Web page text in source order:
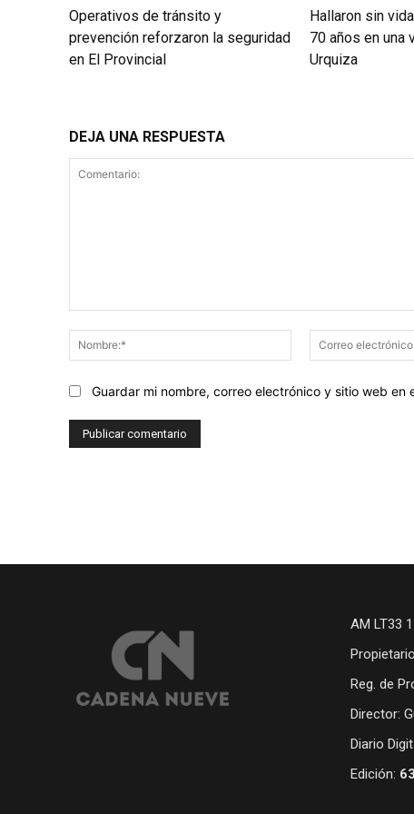
Operativos de tránsito y
prevención reforzaron la seguridad
en El Provincial
Hallaron sin
70 años en una
Urquiza
DEJA UNA RESPUESTA
Nombre:*
Guardar mi nombre, correo electrónico y sitio web
AM LT33
Reg. de
Director:
Diario
Edición: